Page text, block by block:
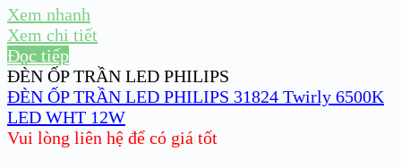
Xem nhanh
Xem chi tiết
Đọc tiếp
ĐÈN ỐP TRẦN LED PHILIPS
ĐÈN ỐP TRẦN LED PHILIPS 31824 Twirly 6500K
LED WHT 12W
Vui lòng liên hệ để có giá tốt